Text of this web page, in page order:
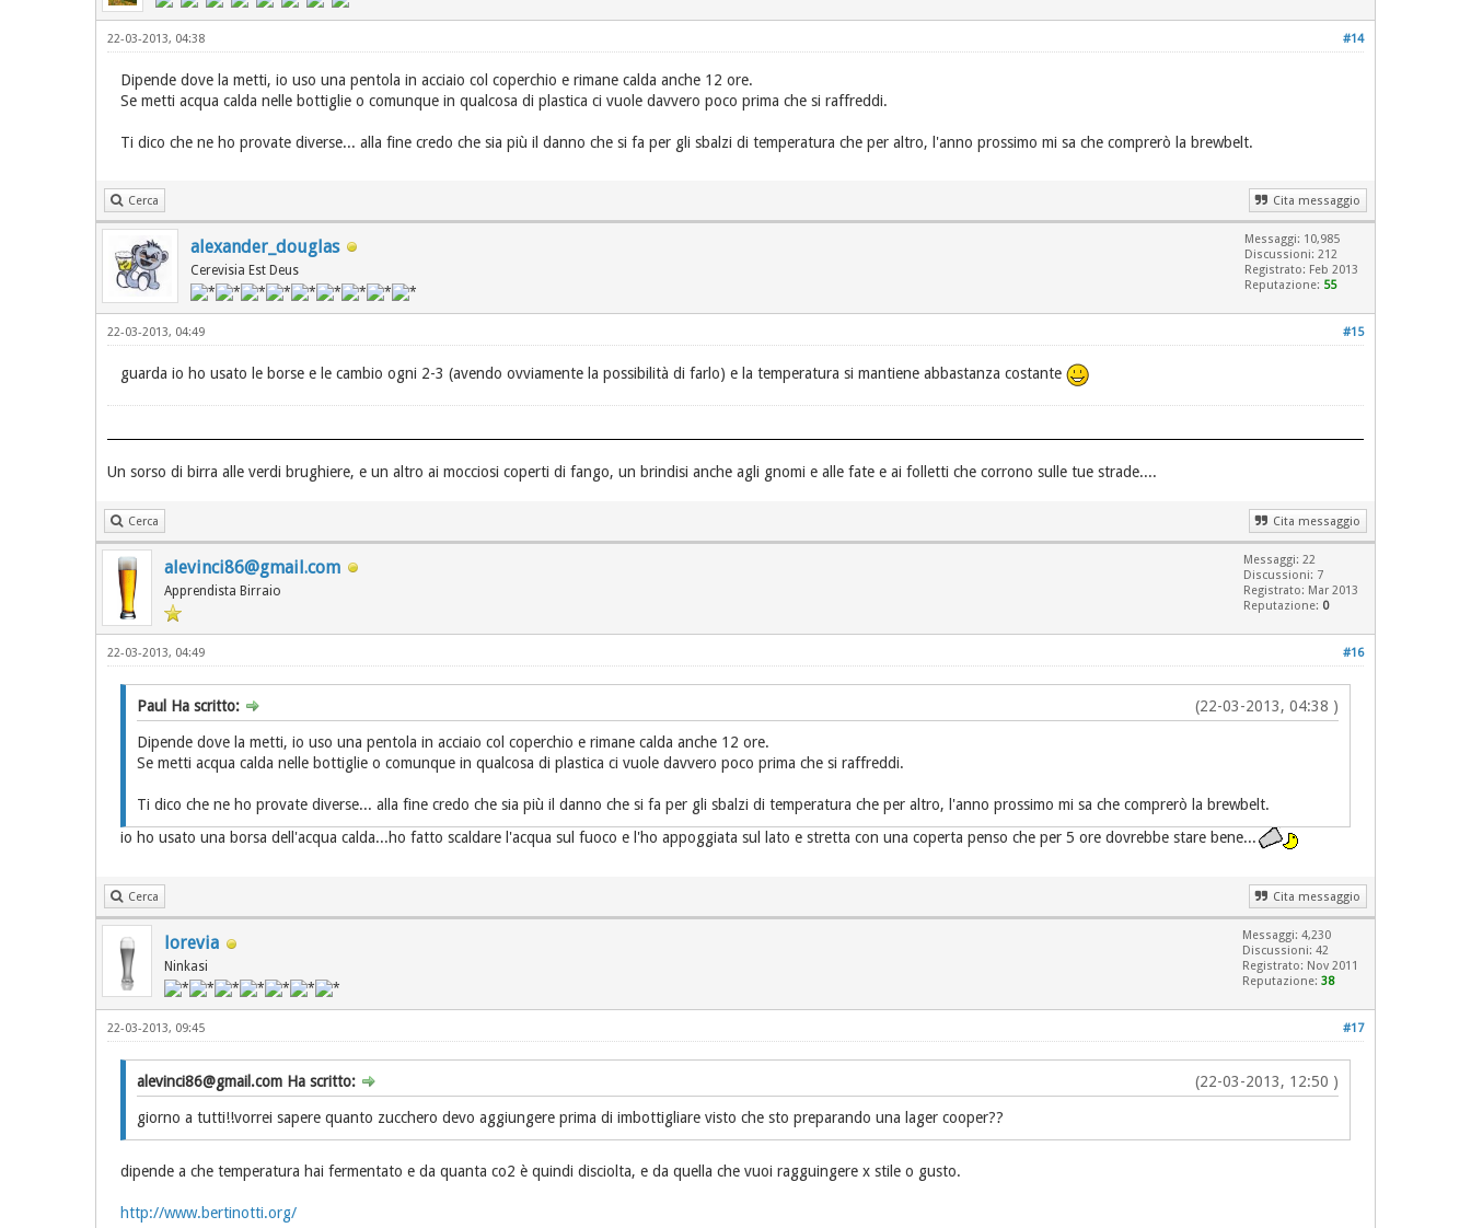
#14
22-03-2013, 04:38
Dipende dove la metti, io uso una pentola in acciaio col coperchio e rimane calda anche 12 ore.
Se metti acqua calda nelle bottiglie o comunque in qualcosa di plastica ci vuole davvero poco prima che si raffreddi.
Ti dico che ne ho provate diverse... alla fine credo che sia più il danno che si fa per gli sbalzi di temperatura che per altro, l'anno prossimo mi sa che comprerò la brewbelt.
Cerca Cita messaggio
alexander_douglas
Cerevisia Est Deus
Messaggi: 10,985
Discussioni: 212
Registrato: Feb 2013
Reputazione: 55
#15
22-03-2013, 04:49
guarda io ho usato le borse e le cambio ogni 2-3 (avendo ovviamente la possibilità di farlo) e la temperatura si mantiene abbastanza costante
Un sorso di birra alle verdi brughiere, e un altro ai mocciosi coperti di fango, un brindisi anche agli gnomi e alle fate e ai folletti che corrono sulle tue strade....
Cerca Cita messaggio
alevinci86@gmail.com
Apprendista Birraio
Messaggi: 22
Discussioni: 7
Registrato: Mar 2013
Reputazione: 0
#16
22-03-2013, 04:49
(22-03-2013, 04:38 )
Paul Ha scritto:
Dipende dove la metti, io uso una pentola in acciaio col coperchio e rimane calda anche 12 ore.
Se metti acqua calda nelle bottiglie o comunque in qualcosa di plastica ci vuole davvero poco prima che si raffreddi.
Ti dico che ne ho provate diverse... alla fine credo che sia più il danno che si fa per gli sbalzi di temperatura che per altro, l'anno prossimo mi sa che comprerò la brewbelt.
io ho usato una borsa dell'acqua calda...ho fatto scaldare l'acqua sul fuoco e l'ho appoggiata sul lato e stretta con una coperta penso che per 5 ore dovrebbe stare bene...
Cerca Cita messaggio
lorevia
Ninkasi
Messaggi: 4,230
Discussioni: 42
Registrato: Nov 2011
Reputazione: 38
#17
22-03-2013, 09:45
(22-03-2013, 12:50 )
alevinci86@gmail.com Ha scritto:
giorno a tutti!!vorrei sapere quanto zucchero devo aggiungere prima di imbottigliare visto che sto preparando una lager cooper??
dipende a che temperatura hai fermentato e da quanta co2 è quindi disciolta, e da quella che vuoi ragguingere x stile o gusto.
http://www.bertinotti.org/